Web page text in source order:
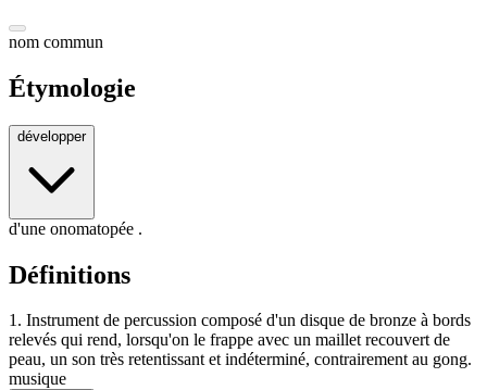
nom commun
Étymologie
développer
d'une onomatopée .
Définitions
1. Instrument de percussion composé d'un disque de bronze à bords
relevés qui rend, lorsqu'on le frappe avec un maillet recouvert de
peau, un son très retentissant et indéterminé, contrairement au gong.
musique